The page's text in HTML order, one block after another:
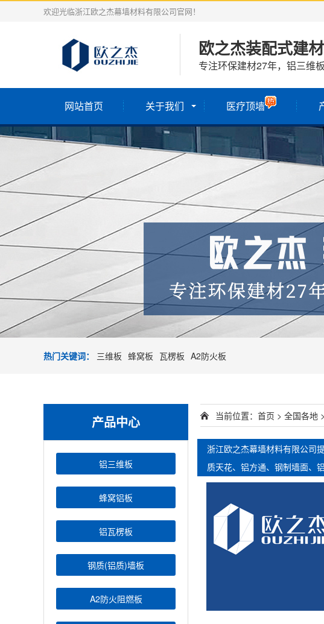
欢迎光临浙江欧之杰幕墙材料有限公司官网！
欧之杰装配式建
专注环保建材27年，铝三维
网站首页 关于我们 医疗顶墙
热门关键词： 三维板 蜂窝板 瓦楞板 A2防火板
产品中心
铝三维板
蜂窝铝板
铝瓦楞板
钢质(铝质)墙板
A2防火阻燃板
当前位置： 首页 > 全国各地
浙江欧之杰幕墙材料有限公司
质天花、铝方通、钢制墙面、